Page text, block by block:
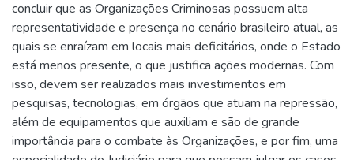
concluir que as Organizações Criminosas possuem alta
representatividade e presença no cenário brasileiro atual, as
quais se enraízam em locais mais deficitários, onde o Estado
está menos presente, o que justifica ações modernas. Com
isso, devem ser realizados mais investimentos em
pesquisas, tecnologias, em órgãos que atuam na repressão,
além de equipamentos que auxiliam e são de grande
importância para o combate às Organizações, e por fim, uma